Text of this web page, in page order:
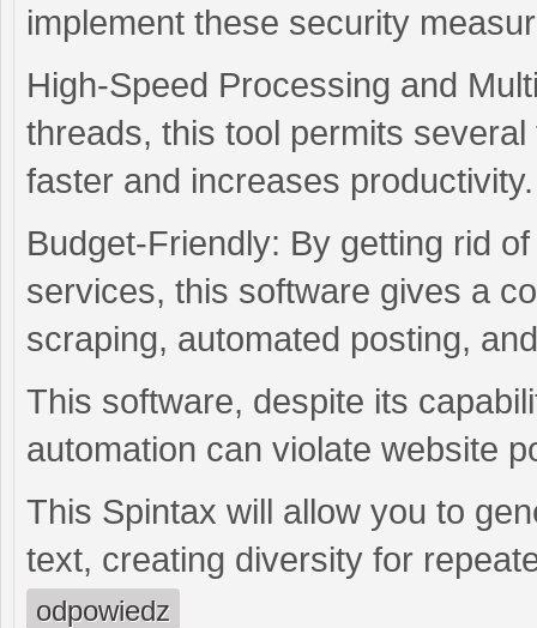
implement these security
High-Speed Processing and
threads, this tool permits
faster and increases productivity.
Budget-Friendly: By getting rid
services, this software gives a
scraping, automated posting,
This software, despite its
automation can violate website
This Spintax will allow you to
text, creating diversity for
odpowiedz